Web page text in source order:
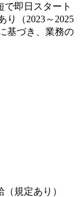
即日スタート
り（2023～2025
基づき、業務の
規定あり）